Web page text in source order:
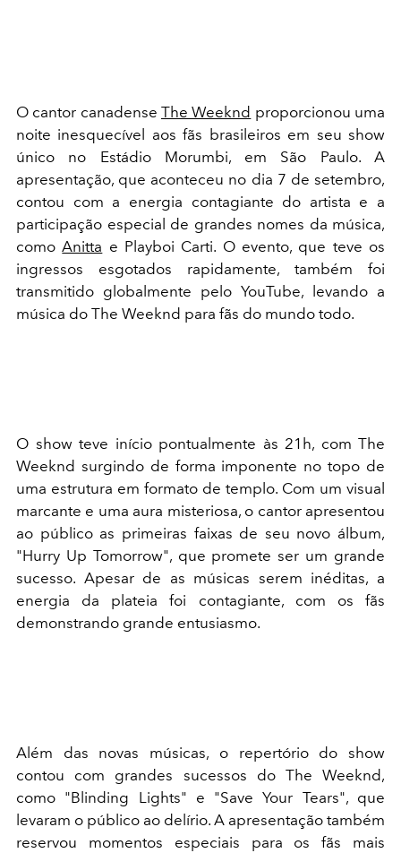
O cantor canadense The Weeknd proporcionou uma
noite inesquecível aos fãs brasileiros em seu show
único no Estádio Morumbi, em São Paulo. A
apresentação, que aconteceu no dia 7 de setembro,
contou com a energia contagiante do artista e a
participação especial de grandes nomes da música,
comoAnitta e Playboi Carti. O evento, que teve os
ingressos esgotados rapidamente, também foi
transmitido globalmente pelo YouTube, levando a
música do The Weeknd para fãs do mundo todo.
O show teve início pontualmente às 21h, com The
Weeknd surgindo de forma imponente no topo de
uma estrutura em formato de templo. Com um visual
marcante e uma aura misteriosa, o cantor apresentou
ao público as primeiras faixas de seu novo álbum,
"Hurry Up Tomorrow", que promete ser um grande
sucesso. Apesar de as músicas serem inéditas, a
energia da plateia foi contagiante, com os fãs
demonstrando grande entusiasmo.
Além das novas músicas, o repertório do show
contou com grandes sucessos do The Weeknd,
como "Blinding Lights" e "Save Your Tears", que
levaram o público ao delírio. A apresentação também
reservou momentos especiais para os fãs mais